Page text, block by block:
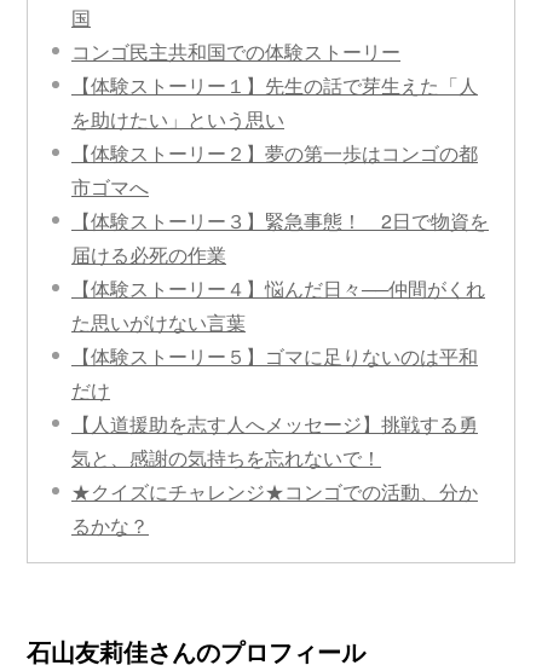
国
コンゴ民主共和国での体験ストーリー
【体験ストーリー１】先生の話で芽生えた「人
を助けたい」という思い
【体験ストーリー２】夢の第一歩はコンゴの都
市ゴマへ
【体験ストーリー３】緊急事態！ 2日で物資を
届ける必死の作業
【体験ストーリー４】悩んだ日々──仲間がくれ
た思いがけない言葉
【体験ストーリー５】ゴマに足りないのは平和
だけ
【人道援助を志す人へメッセージ】挑戦する勇
気と、感謝の気持ちを忘れないで！
★クイズにチャレンジ★コンゴでの活動、分か
るかな？
石山友莉佳さんのプロフィール